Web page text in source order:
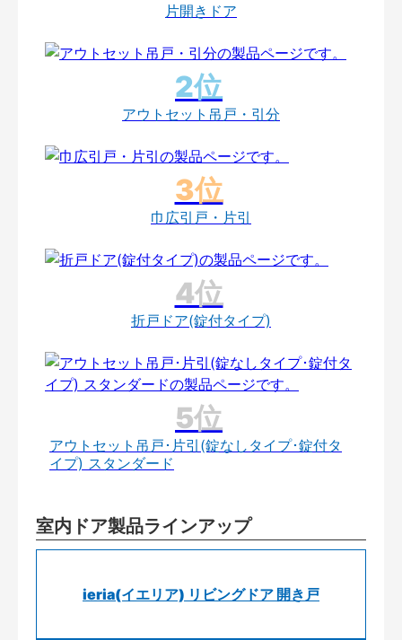
片開きドア
アウトセット吊戸・引分
巾広引戸・片引
折戸ドア(錠付タイプ)
アウトセット吊戸･片引(錠なしタイプ･錠付タ
イプ) スタンダード
室内ドア製品ラインアップ
ieria(イエリア) リビングドア 開き戸